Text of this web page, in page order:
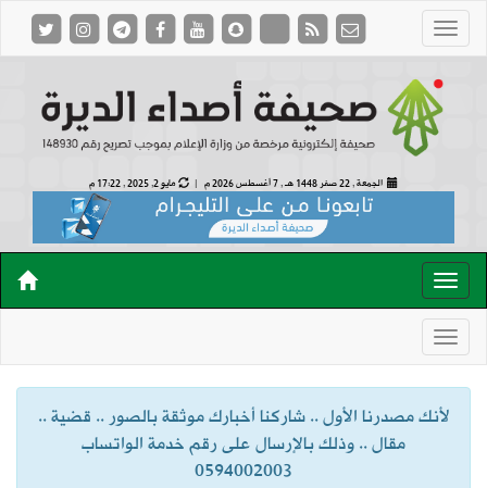
الجمعة , 22 صفر 1448 هـ , 7 أغسطس 2026 م | مايو 2, 2025 , 17:22 م
لأنك مصدرنا الأول .. شاركنا أخبارك موثقة بالصور .. قضية ..
مقال .. وذلك بالإرسال على رقم خدمة الواتساب
0594002003